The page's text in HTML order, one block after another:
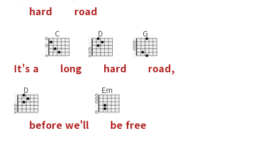
hard road
It's a
C
long
D
hard
G
road,
D
before we'll
Em
be free